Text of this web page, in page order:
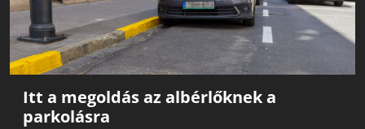
Itt a megoldás az albérlőknek a
parkolásra